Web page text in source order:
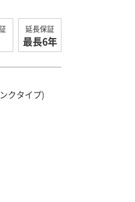
延長保証
最長6年
クタイプ)